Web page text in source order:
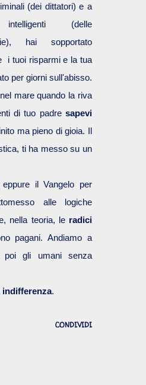
(dei dittatori) e a
(delle
hai sopportato
i tuoi risparmi e la tua
per giorni sull'abisso.
mare quando la riva
di tuo padre sapevi
ma pieno di gioia. Il
ti ha messo su un
il Vangelo per
alle logiche
nella teoria, le radici
pagani. Andiamo a
gli umani senza
indifferenza.
CONDIVIDI